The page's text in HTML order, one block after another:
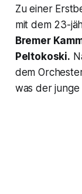
Zu einer
mit dem 23-
Bremer
Peltokoski.
dem
was der